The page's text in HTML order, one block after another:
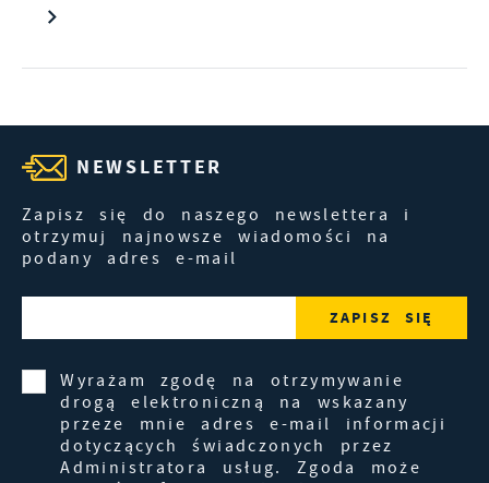
NEWSLETTER
Zapisz się do naszego newslettera i
otrzymuj najnowsze wiadomości na
podany adres e-mail
Wyrażam zgodę na otrzymywanie
drogą elektroniczną na wskazany
przeze mnie adres e-mail informacji
dotyczących świadczonych przez
Administratora usług. Zgoda może